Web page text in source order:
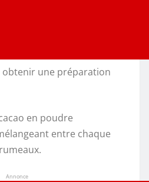
obtenir une préparation
en poudre
entre chaque
Annonce